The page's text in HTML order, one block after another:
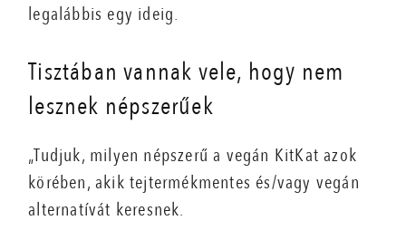
legalábbis egy ideig.
Tisztában vannak vele, hogy nem
lesznek népszerűek
„Tudjuk, milyen népszerű a vegán KitKat azok
körében, akik tejtermékmentes és/vagy vegán
alternatívát keresnek.